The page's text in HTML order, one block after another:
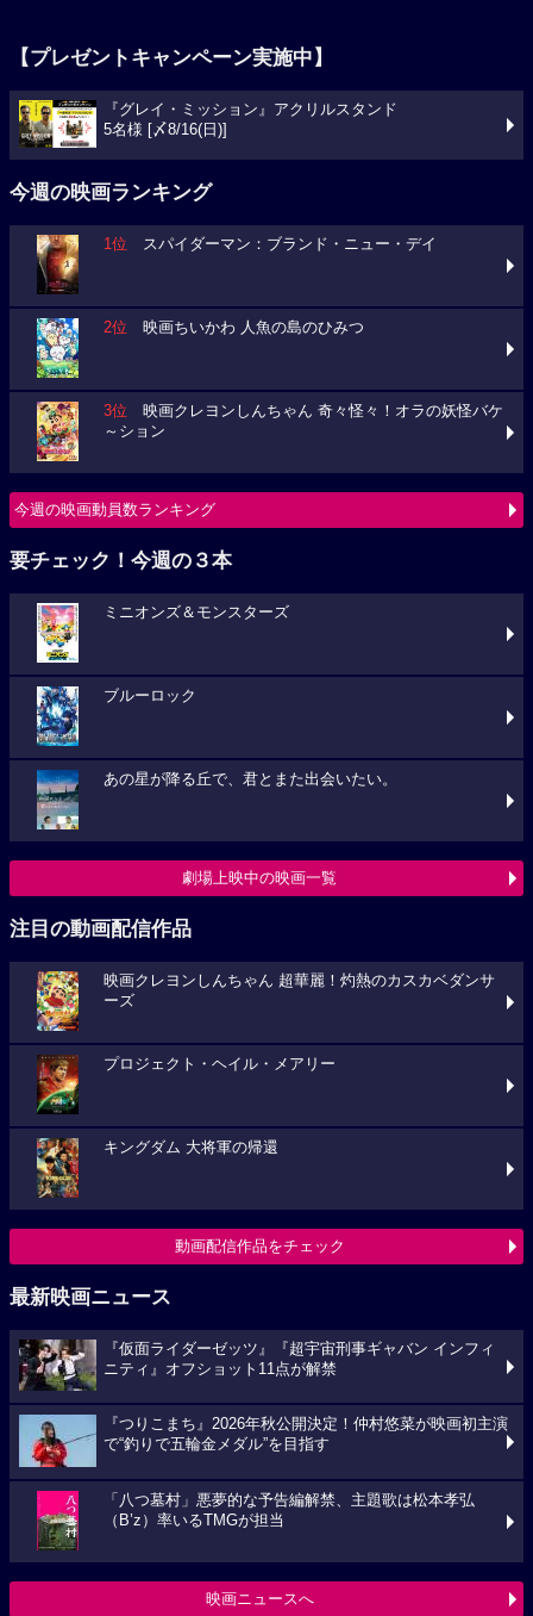
【プレゼントキャンペーン実施中】
『グレイ・ミッション』アクリルスタンド
5名様 [〆8/16(日)]
今週の映画ランキング
1位 スパイダーマン：ブランド・ニュー・デイ
2位 映画ちいかわ 人魚の島のひみつ
3位 映画クレヨンしんちゃん 奇々怪々！オラの妖怪バケ
～ション
今週の映画動員数ランキング
要チェック！今週の３本
ミニオンズ＆モンスターズ
ブルーロック
あの星が降る丘で、君とまた出会いたい。
劇場上映中の映画一覧
注目の動画配信作品
映画クレヨンしんちゃん 超華麗！灼熱のカスカベダンサ
ーズ
プロジェクト・ヘイル・メアリー
キングダム 大将軍の帰還
動画配信作品をチェック
最新映画ニュース
『仮面ライダーゼッツ』『超宇宙刑事ギャバン インフィ
ニティ』オフショット11点が解禁
『つりこまち』2026年秋公開決定！仲村悠菜が映画初主演
で“釣りで五輪金メダル”を目指す
「八つ墓村」悪夢的な予告編解禁、主題歌は松本孝弘
（B’z）率いるTMGが担当
映画ニュースへ